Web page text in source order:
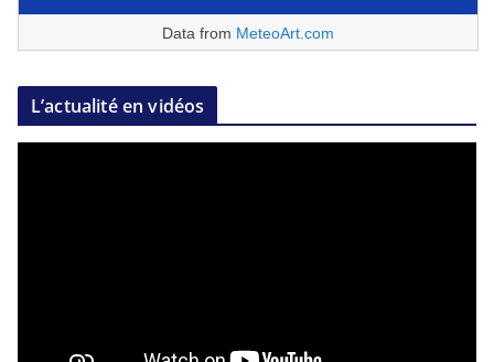
Data from MeteoArt.com
L’actualité en vidéos